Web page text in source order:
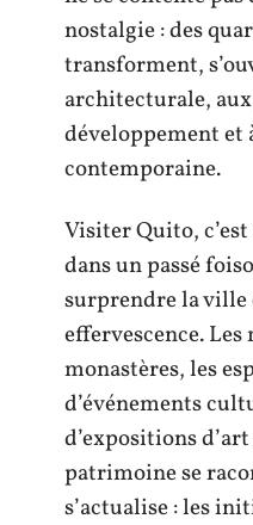
nostalgie : des
transforment,
architecturale,
développement
contemporaine.
Visiter Quito,
dans un passé
surprendre la ville
effervescence. Les
monastères, les
d’événements
d’expositions
patrimoine se
s’actualise : les